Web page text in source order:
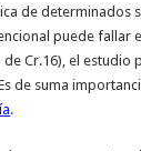
de determinados
puede fallar
Cr.16), el estudio
de suma
.